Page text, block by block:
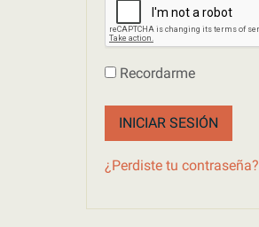
Recordarme
INICIAR SESIÓN
¿Perdiste tu contraseña?